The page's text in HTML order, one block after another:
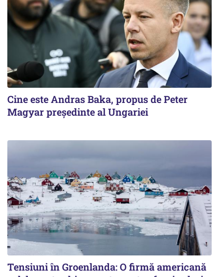
Cine este Andras Baka, propus de Peter
Magyar președinte al Ungariei
Tensiuni în Groenlanda: O firmă americană